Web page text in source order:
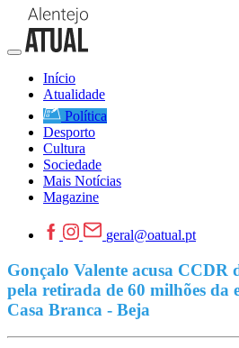
Início
Atualidade
Política
Desporto
Cultura
Sociedade
Mais Notícias
Magazine
geral@oatual.pt
Gonçalo Valente acusa CCDR
pela retirada de 60 milhões da
Casa Branca - Beja